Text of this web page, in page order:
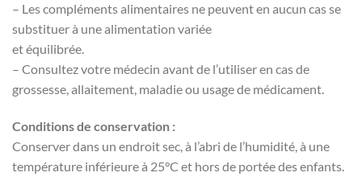
– Les compléments alimentaires ne peuvent en aucun cas se
substituer à une alimentation variée
et équilibrée.
– Consultez votre médecin avant de l’utiliser en cas de
grossesse, allaitement, maladie ou usage de médicament.
Conditions de conservation :
Conserver dans un endroit sec, à l’abri de l’humidité, à une
température inférieure à 25°C et hors de portée des enfants.